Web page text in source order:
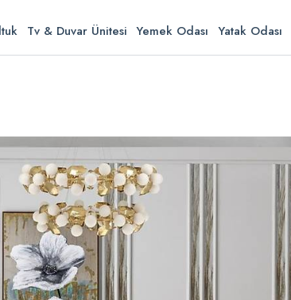
Tv & Duvar Ünitesi Yemek Odası Yatak Odası